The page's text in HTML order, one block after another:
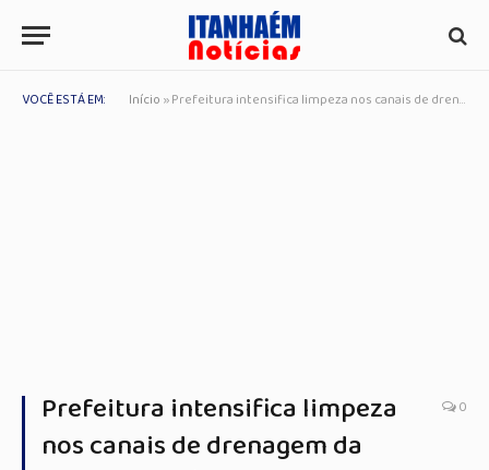
VOCÊ ESTÁ EM: Início »Prefeitura intensifica limpeza nos canais de drenagem da Nova Itanhaém e Umuarama
Prefeitura intensifica limpeza
nos canais de drenagem da
0